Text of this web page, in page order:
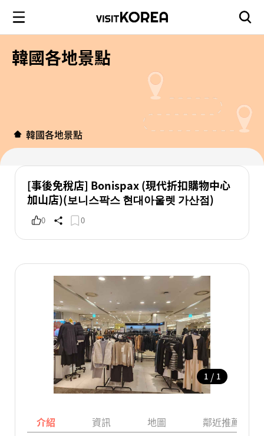
韓國各地景點
韓國各地景點
[事後免稅店] Bonispax (現代折扣購物中心
加山店)(보니스팍스 현대아울렛 가산점)
0 0
1 / 1
介紹 資訊 地圖 鄰近推薦景點